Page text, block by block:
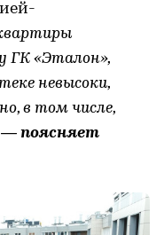
ГК «Эталон»,
невысоки,
в том числе,
— поясняет